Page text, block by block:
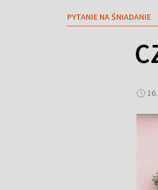
PYTANIE NA ŚNIADANIE